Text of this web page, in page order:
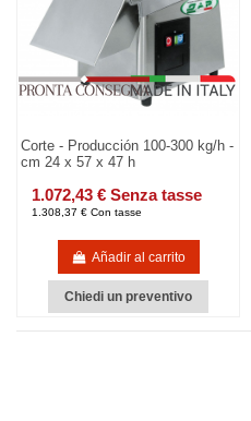
Corte - Producción 100-300 kg/h -
cm 24 x 57 x 47 h
1.072,43 € Senza tasse
1.308,37 € Con tasse
Añadir al carrito
Chiedi un preventivo